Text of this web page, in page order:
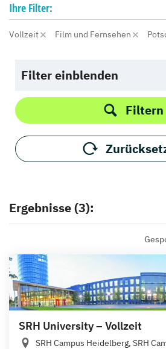
Ihre Filter:
Vollzeit Film und Fernsehen
Filter einblenden
Filtern
Ergebnisse (3):
SRH University – Vollzeit
SRH Campus Heidelberg, SRH